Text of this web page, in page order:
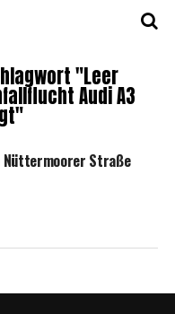
"Leer
Audi A3
Stra­ße